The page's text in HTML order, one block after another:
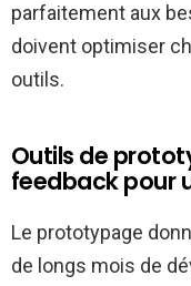
parfaitement aux
doivent optimiser
outils.
Outils de
feedback pour
Le prototypage
de longs mois de